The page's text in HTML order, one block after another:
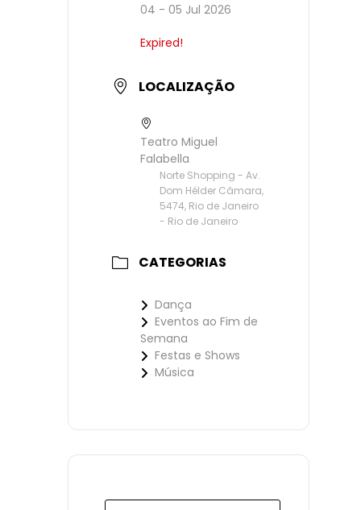
04 - 05 Jul 2026
Expired!
LOCALIZAÇÃO
Teatro Miguel
Falabella
Norte Shopping - Av.
Dom Hélder Câmara,
5474, Rio de Janeiro
- Rio de Janeiro
CATEGORIAS
Dança
Eventos ao Fim de
Semana
Festas e Shows
Música